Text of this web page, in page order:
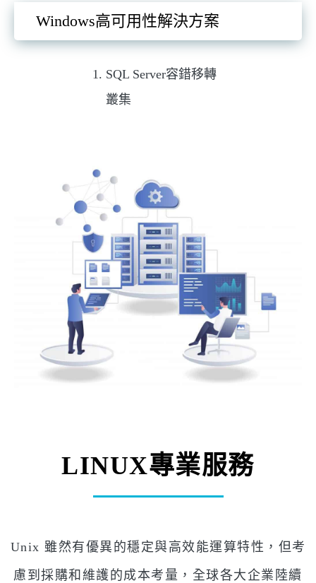
Windows高可用性解決方案
SQL Server容錯移轉
叢集
LINUX專業服務
Unix 雖然有優異的穩定與高效能運算特性，但考
慮到採購和維護的成本考量，全球各大企業陸續